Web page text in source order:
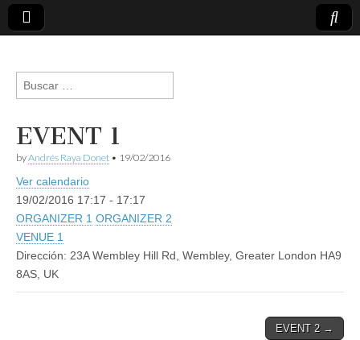
andresraya.com
gestión de
personas,
talento e
Buscar:
EVENT 1
byAndrés Raya Donet • 19/02/2016
Ver calendario
19/02/2016 17:17 - 17:17
ORGANIZER 1 ORGANIZER 2
VENUE 1
Dirección: 23A Wembley Hill Rd, Wembley, Greater London HA9
8AS, UK
EVENT 2 →